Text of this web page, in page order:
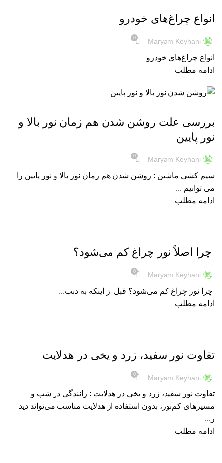
انواع چراغ‌های خودرو
Maryam Keyhani
0
انواع چراغ‌های خودرو
ادامه مطلب
بررسی علت روشن شدن هم زمان نور بالا و
نور پایین
Maryam Keyhani
0
سیم کشی ماشین : روشن شدن هم زمان نور بالا و نور پایین را
می توانیم ...
ادامه مطلب
چرا اصلاً نور چراغ کم می‌شود؟
Maryam Keyhani
0
چرا نور چراغ کم می‌شود؟ قبل از اینکه به دنب...
ادامه مطلب
تفاوت نور سفید، زرد و یخی در هدلایت
Maryam Keyhani
0
تفاوت نور سفید، زرد و یخی در هدلایت : رانندگی در شب و
مسیرهای کم‌نور، بدون استفاده از هدلایت مناسب می‌تواند دید
ر...
ادامه مطلب